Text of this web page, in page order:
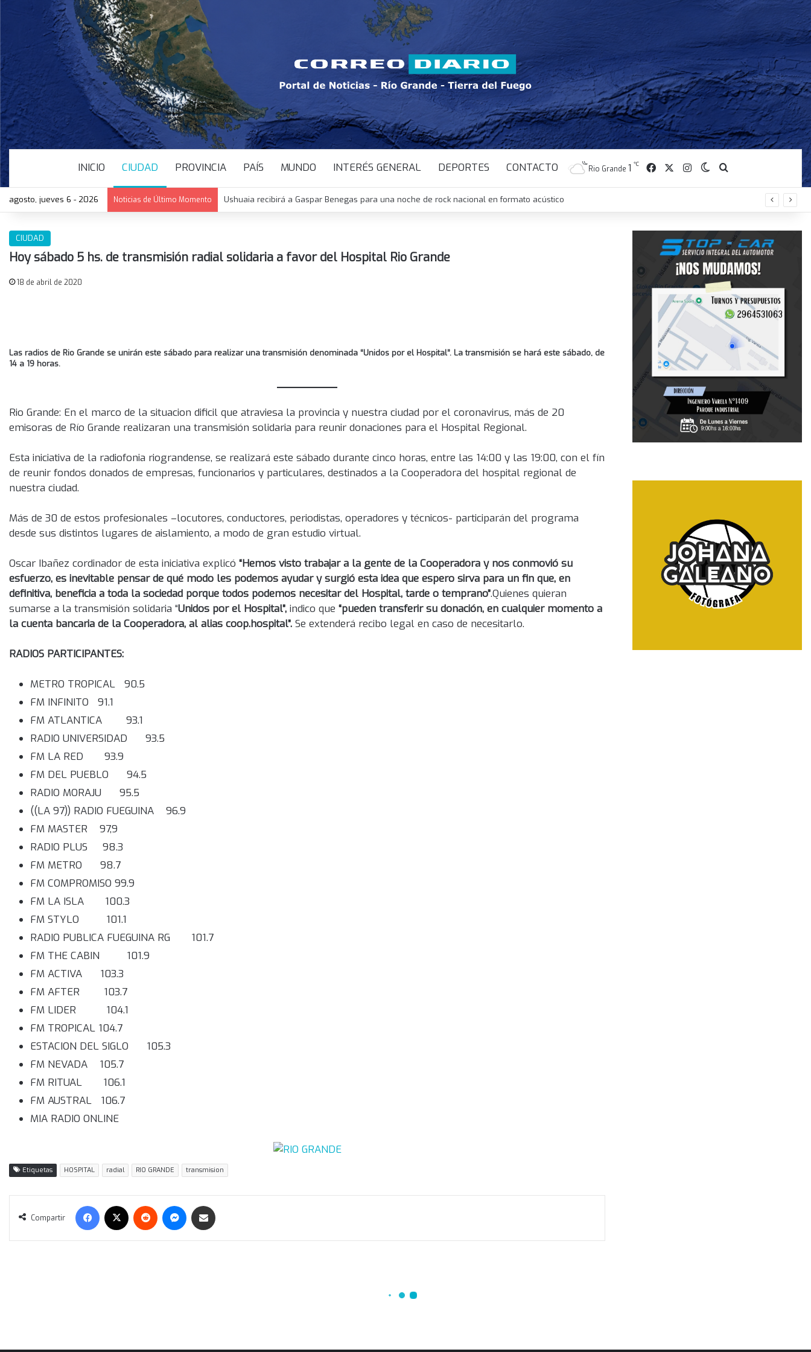
INICIO CIUDAD PROVINCIA PAÍS MUNDO INTERÉS GENERAL DEPORTES CONTACTO Rio Grande 1 ℃ FacebookInstagramSwitch skin
Buscar
agosto, jueves 6 - 2026 Noticias de Último Momento Ushuaia recibirá a Gaspar Benegas para una noche de rock nacional en formato acústico
CIUDAD
Hoy sábado 5 hs. de transmisión radial solidaria a favor del Hospital Rio Grande
18 de abril de 2020
Las radios de Rio Grande se unirán este sábado para realizar una transmisión denominada “Unidos por el Hospital”. La transmisión se hará este sábado, de
14 a 19 horas.
Rio Grande: En el marco de la situacion dificil que atraviesa la provincia y nuestra ciudad por el coronavirus, más de 20
emisoras de Río Grande realizaran una transmisión solidaria para reunir donaciones para el Hospital Regional.
Esta iniciativa de la radiofonia riograndense, se realizará este sábado durante cinco horas, entre las 14:00 y las 19:00, con el fín
de reunir fondos donados de empresas, funcionarios y particulares, destinados a la Cooperadora del hospital regional de
nuestra ciudad.
Más de 30 de estos profesionales –locutores, conductores, periodistas, operadores y técnicos- participarán del programa
desde sus distintos lugares de aislamiento, a modo de gran estudio virtual.
Oscar Ibañez cordinador de esta iniciativa explicó “Hemos visto trabajar a la gente de la Cooperadora y nos conmovió su
esfuerzo, es inevitable pensar de qué modo les podemos ayudar y surgió esta idea que espero sirva para un fin que, en
definitiva, beneficia a toda la sociedad porque todos podemos necesitar del Hospital, tarde o temprano”.Quienes quieran
sumarse a la transmisión solidaria “Unidos por el Hospital”, indico que “pueden transferir su donación, en cualquier momento a
la cuenta bancaria de la Cooperadora, al alias coop.hospital”. Se extenderá recibo legal en caso de necesitarlo.
RADIOS PARTICIPANTES:
METRO TROPICAL 90.5
FM INFINITO 91.1
FM ATLANTICA 93.1
RADIO UNIVERSIDAD 93.5
FM LA RED 93.9
FM DEL PUEBLO 94.5
RADIO MORAJU 95.5
((LA 97)) RADIO FUEGUINA 96.9
FM MASTER 97,9
RADIO PLUS 98.3
FM METRO 98.7
FM COMPROMISO 99.9
FM LA ISLA 100.3
FM STYLO 101.1
RADIO PUBLICA FUEGUINA RG 101.7
FM THE CABIN 101.9
FM ACTIVA 103.3
FM AFTER 103.7
FM LIDER 104.1
FM TROPICAL 104.7
ESTACION DEL SIGLO 105.3
FM NEVADA 105.7
FM RITUAL 106.1
FM AUSTRAL 106.7
MIA RADIO ONLINE
Etiquetas HOSPITAL radial RIO GRANDE transmision
Compartir
Facebook Reddit Messenger